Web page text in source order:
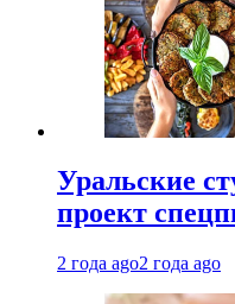
Уральские
проект
2 года ago2 года ago